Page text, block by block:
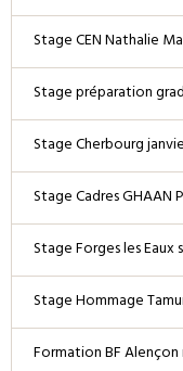
Stage CEN Nathalie
Stage préparation
Stage Cherbourg
Stage Cadres
Stage Forges les
Stage Hommage
Formation BF